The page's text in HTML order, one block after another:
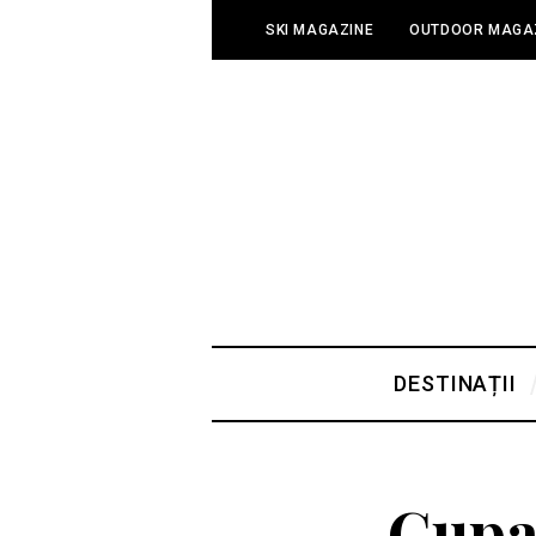
SKI MAGAZINE OUTDOOR
DESTINAȚII